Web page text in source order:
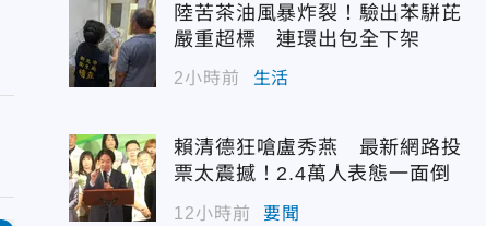
陸苦茶油風暴炸裂！驗出苯駢芘
嚴重超標 連環出包全下架
2小時前 生活
賴清德狂嗆盧秀燕 最新網路投
票太震撼！2.4萬人表態一面倒
12小時前 要聞